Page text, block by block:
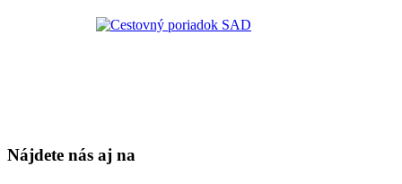
Nájdete nás aj na